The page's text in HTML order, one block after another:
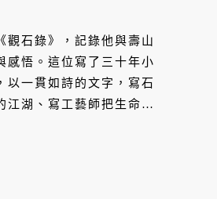
觀石錄》，記錄他與壽山
感悟。這位寫了三十年小
以一貫如詩的文字，寫石
江湖、寫工藝師把生命刻